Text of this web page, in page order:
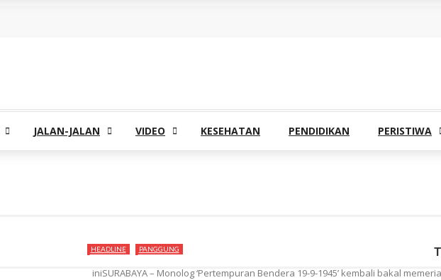
JALAN-JALAN VIDEO KESEHATAN PENDIDIKAN PERISTIWA
HEADLINE PANGGUNG
iniSURABAYA – Monolog ‘Pertempuran Bendera 19-9-1945’ kembali bakal